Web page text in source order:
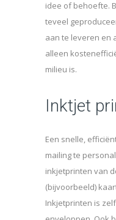
idee of behoefte.
teveel
aan te leveren en
alleen
milieu is.
Inktjet
Een snelle,
mailing te
inkjetprinten van
(bijvoorbeeld)
Inkjetprinten is